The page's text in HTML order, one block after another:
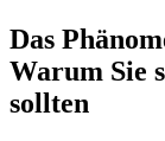
Das
Warum​ Sie
sollten